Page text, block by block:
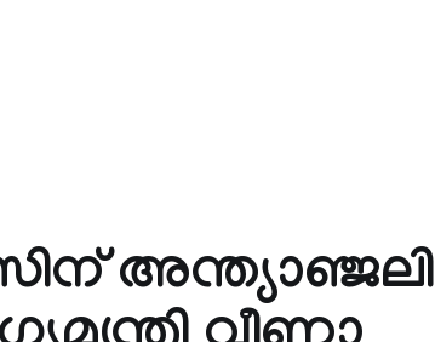
അന്ത്യാഞ്ജലി